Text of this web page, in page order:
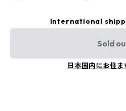
International
Sold
日本国内にお住